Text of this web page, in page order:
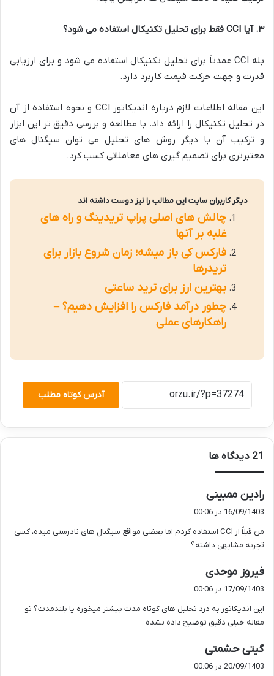
۳.آیا فقط برای تحلیل تکنیکال استفاده می شود؟
بله CCI عمدتاً برای تحلیل تکنیکال استفاده می شود و برای ارزیابی
قدرت و جهت حرکت قیمت کاربرد دارد.
این مقاله اطلاعات لازم درباره اندیکاتور CCI و نحوه استفاده از آن
در تحلیل تکنیکال را ارائه داد. با مطالعه و بررسی دقیق تر این ابزار
و ترکیب آن با دیگر روش های تحلیل می توان سیگنال های
معتبرتری برای تصمیم گیری های معاملاتی کسب کرد.
دیگر کاربران سایت این مطالب را نیز دوست داشته اند
چالش های اصلی پراپ تریدینگ و راه های
غلبه بر آنها
فارکس کی باز میشه؛ زمان شروع بازار برای
تریدرها
بهترین ارز برای ترید ساعتی
چطور درآمد فارکس را افزایش دهیم؟ –
راهکارهای عملی
آدرس کوتاه مطلب
‫21 دیدگاه ها
رادین ممبینی
ف
:
16/09/1403 در 00:06
من قبلاً از CCI استفاده کردم اما بعضی مواقع سیگنال های نادرستی میده، کسی
تجربه مشابهی داشته؟
فیروز موحدی
ف
:
17/09/1403 در 00:06
این اندیکاتور به درد تحلیل های کوتاه مدت بیشتر میخوره یا بلندمدت؟ تو
مقاله خیلی دقیق توضیح داده نشده
گیتی حشمتی
ف
20/09/1403 در 00:06